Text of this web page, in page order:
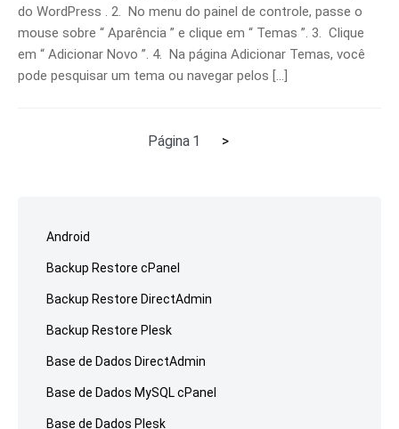
do WordPress . 2. No menu do painel de controle, passe o
mouse sobre “ Aparência ” e clique em “ Temas ”. 3. Clique
em “ Adicionar Novo ”. 4. Na página Adicionar Temas, você
pode pesquisar um tema ou navegar pelos […]
Página 1
Próxima
>
rodapé
Android
Backup Restore cPanel
Backup Restore DirectAdmin
Backup Restore Plesk
Base de Dados DirectAdmin
Base de Dados MySQL cPanel
Base de Dados Plesk